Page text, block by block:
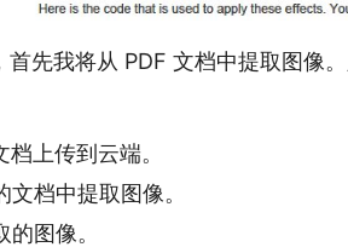
首先我将从 PDF 文档中提取图像
档上传到云端。
文档中提取图像。
图像。